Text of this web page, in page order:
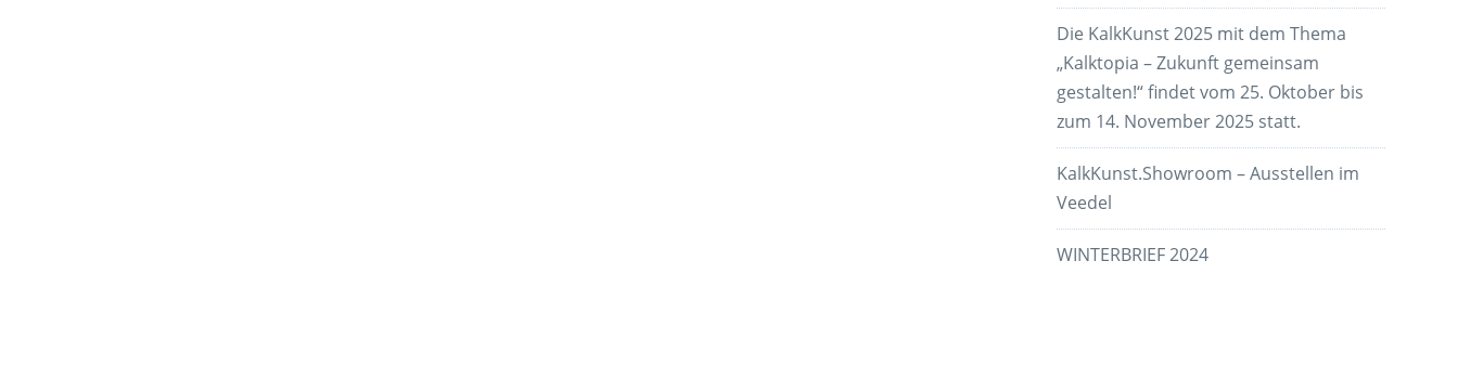
Die KalkKunst 2025 mit dem Thema
„Kalktopia – Zukunft gemeinsam
gestalten!“ findet vom 25. Oktober bis
zum 14. November 2025 statt.
KalkKunst.Showroom – Ausstellen im
Veedel
WINTERBRIEF 2024